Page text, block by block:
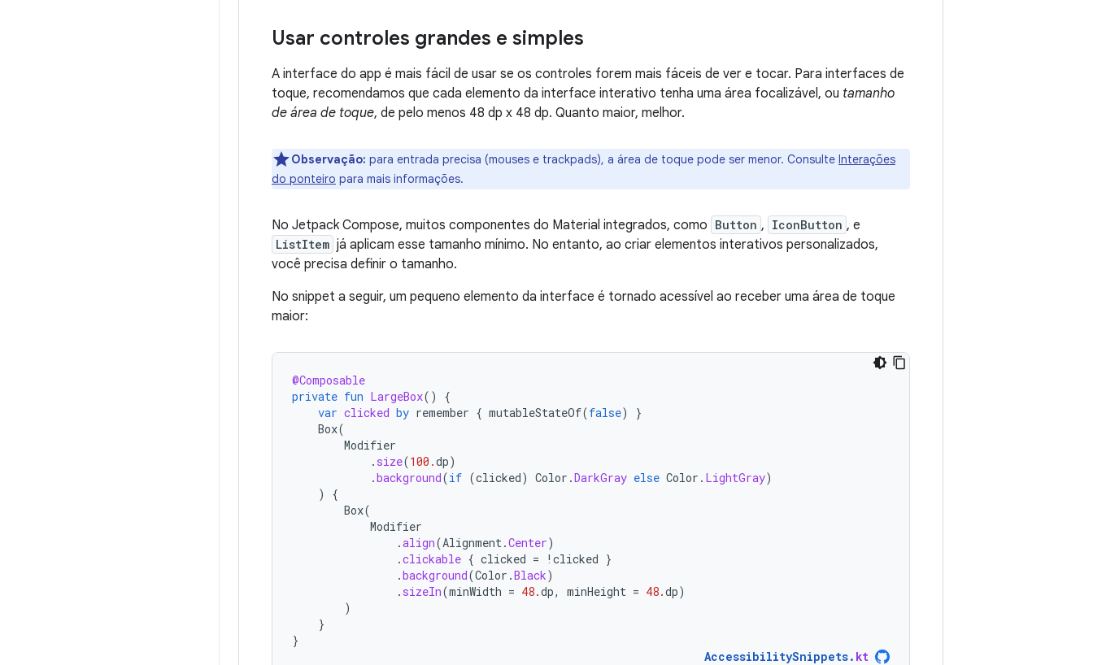
Usar controles grandes e simples
A interface do app é mais fácil de usar se os controles forem mais fáceis de ver e tocar. Para interfaces de
toque, recomendamos que cada elemento da interface interativo tenha uma área focalizável, ou tamanho
de área de toque, de pelo menos 48 dp x 48 dp. Quanto maior, melhor.
Observação: para entrada precisa (mouses e trackpads), a área de toque pode ser menor. Consulte Interações
do ponteiro para mais informações.
No Jetpack Compose, muitos componentes do Material integrados, como Button , IconButton , e
ListItem já aplicam esse tamanho mínimo. No entanto, ao criar elementos interativos personalizados,
você precisa definir o tamanho.
No snippet a seguir, um pequeno elemento da interface é tornado acessível ao receber uma área de toque
maior:
@Composable
private fun LargeBox()
{
var clicked by remember { mutableStateOf(false)
}
Box(
Modifier
. size(100.dp)
.background(if (clicked) Color .DarkGray else Color . LightGray)
)
{
Box(
Modifier
.align(Alignment .Center)
.clickable { clicked = ! clicked }
.background(Color .Black)
. sizeIn(minWidth = 48.dp, minHeight = 48.dp)
)
}
}
AccessibilitySnippets. kt